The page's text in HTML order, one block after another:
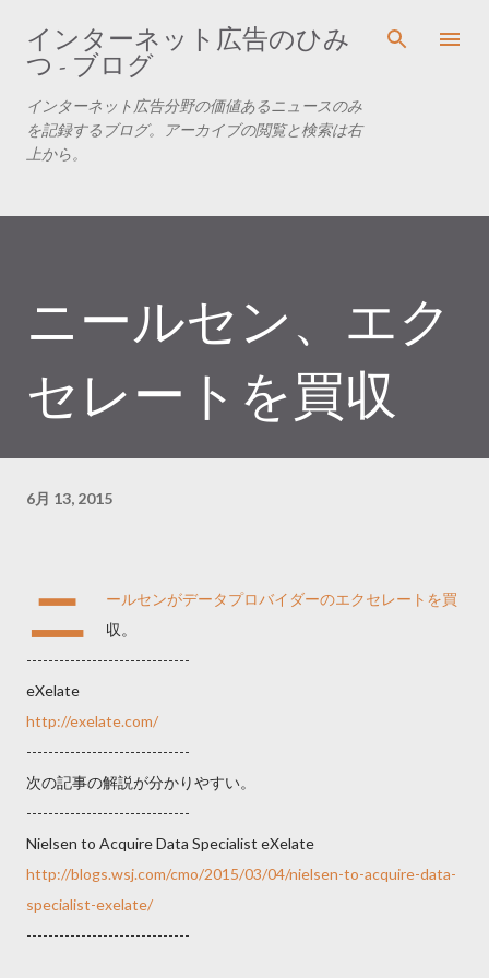
スキップしてメイン コンテンツに移動
インターネット広告のひみ
つ - ブログ
インターネット広告分野の価値あるニュースのみ
を記録するブログ。アーカイブの閲覧と検索は右
上から。
ニールセン、エク
セレートを買収
6月 13, 2015
ニ
ールセンがデータプロバイダーのエクセレートを買
収。
------------------------------
eXelate
http://exelate.com/
------------------------------
次の記事の解説が分かりやすい。
------------------------------
Nielsen to Acquire Data Specialist eXelate
http://blogs.wsj.com/cmo/2015/03/04/nielsen-to-acquire-data-
specialist-exelate/
------------------------------